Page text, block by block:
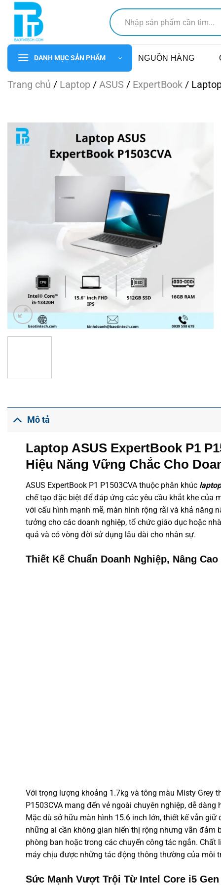
Chuyển
dung
kiếm:
DANH MỤC SẢN PHẨM NGUỒN HÀNG
Trang chủ / Laptop / ASUS / ExpertBook /
Mô tả
Laptop ASUS ExpertBook P1
Hiệu Năng Vững Chắc Cho
ASUS ExpertBook P1 P1503CVA thuộc phân khúc
chế tạo đặc biệt để đáp ứng các yêu cầu khắt khe của
với cấu hình mạnh mẽ, màn hình rộng rãi và khả năng
tưởng cho các doanh nghiệp, tổ chức giáo dục hoặc
quả và có vòng đời sử dụng lâu dài cho nhân sự.
Thiết Kế Chuẩn Doanh Nghiệp, Nâng
Với trọng lượng khoảng 1.7kg và tông màu Misty Grey
P1503CVA mang đến vẻ ngoài chuyên nghiệp, dễ
Mặc dù sở hữu màn hình 15.6 inch lớn, thiết kế vẫn
những ai cần không gian hiển thị rộng nhưng vẫn đảm
phòng ban hoặc trong các chuyến công tác ngắn.
máy chịu được những tác động thông thường của môi
Sức Mạnh Vượt Trội Từ Intel Core i5